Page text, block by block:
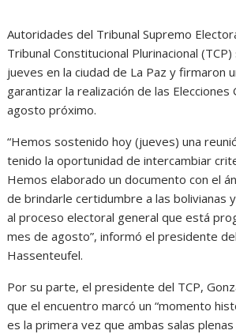
Autoridades del Tribunal Supremo
Tribunal Constitucional Plurinacional
jueves en la ciudad de La Paz y firmaron
garantizar la realización de las Elecciones
agosto próximo.
“Hemos sostenido hoy (jueves) una
tenido la oportunidad de intercambiar
Hemos elaborado un documento con el
de brindarle certidumbre a las bolivianas
al proceso electoral general que está
mes de agosto”, informó el presidente
Hassenteufel.
Por su parte, el presidente del TCP,
que el encuentro marcó un “momento
es la primera vez que ambas salas